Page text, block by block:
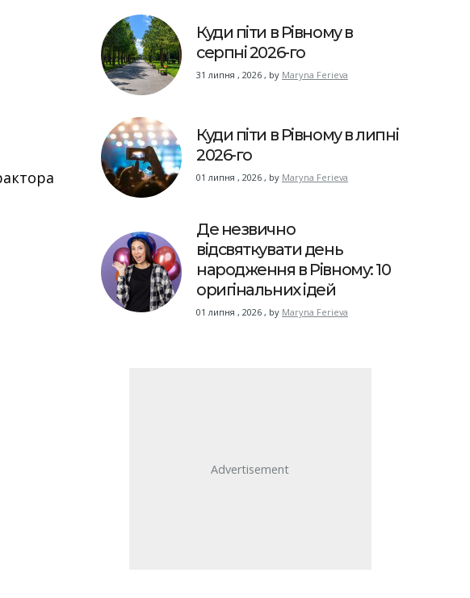
Куди піти в Рівному в
серпні 2026-го
31 липня , 2026 , by Maryna Ferieva
Куди піти в Рівному в липні
2026-го
01 липня , 2026 , by Maryna Ferieva
Де незвично
відсвяткувати день
народження в Рівному: 10
оригінальних ідей
01 липня , 2026 , by Maryna Ferieva
Advertisement